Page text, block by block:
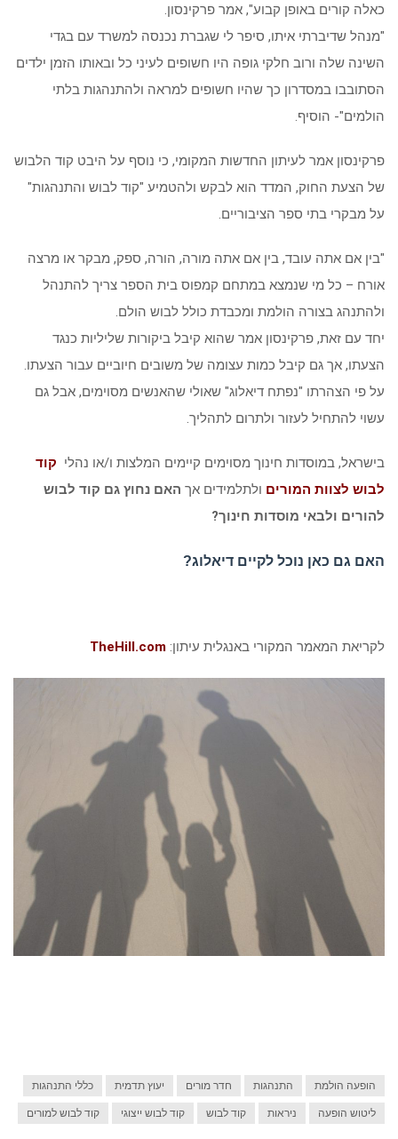
כאלה קורים באופן קבוע", אמר פרקינסון.
"מנהל שדיברתי איתו, סיפר לי שגברת נכנסה למשרד עם בגדי
השינה שלה ורוב חלקי גופה היו חשופים לעיני כל ובאותו הזמן ילדים
הסתובבו במסדרון כך שהיו חשופים למראה ולהתנהגות בלתי
הולמים"- הוסיף.
פרקינסון אמר לעיתון החדשות המקומי, כי נוסף על היבט קוד הלבוש
של הצעת החוק, המדד הוא לבקש ולהטמיע "קוד לבוש והתנהגות"
על מבקרי בתי ספר הציבוריים.
"בין אם אתה עובד, בין אם אתה מורה, הורה, ספק, מבקר או מרצה
אורח – כל מי שנמצא במתחם קמפוס בית הספר צריך להתנהל
ולהתנהג בצורה הולמת ומכבדת כולל לבוש הולם.
יחד עם זאת, פרקינסון אמר שהוא קיבל ביקורות שליליות כנגד
הצעתו, אך גם קיבל כמות עצומה של משובים חיוביים עבור הצעתו.
על פי הצהרתו "נפתח דיאלוג" שאולי שהאנשים מסוימים, אבל גם
עשוי להתחיל לעזור ולתרום לתהליך.
בישראל, במוסדות חינוך מסוימים קיימים המלצות ו/או נהלי קוד
לבוש לצוות המורים ולתלמידים אך האם נחוץ גם קוד לבוש
להורים ולבאי מוסדות חינוך?
האם גם כאן נוכל לקיים דיאלוג?
לקריאת המאמר המקורי באנגלית עיתון: TheHill.com
הופעה הולמת התנהגות חדר מורים יעוץ תדמית כללי התנהגות
ליטוש הופעה ניראות קוד לבוש קוד לבוש ייצוגי קוד לבוש למורים